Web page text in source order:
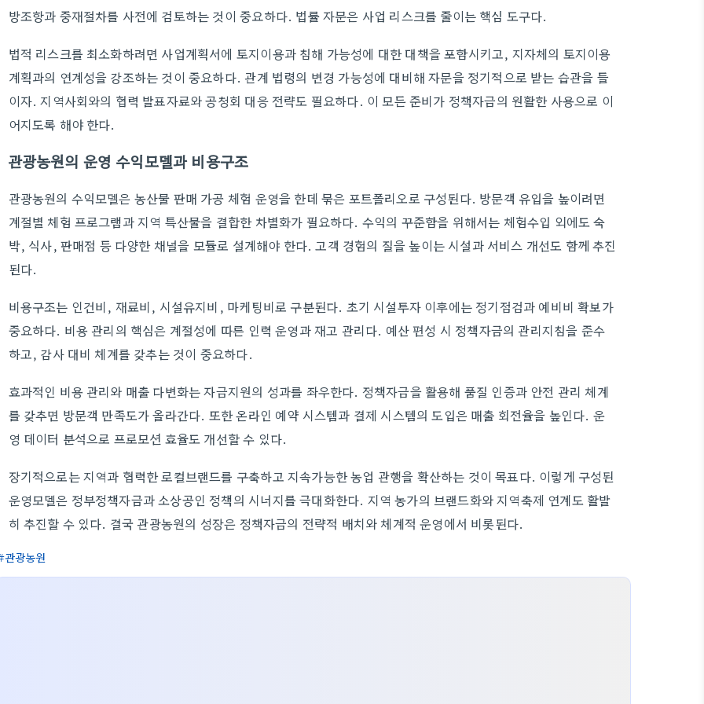
방조항과 중재절차를 사전에 검토하는 것이 중요하다. 법률 자문은 사업 리스크를 줄이는 핵심 도구다.
법적 리스크를 최소화하려면 사업계획서에 토지이용과 침해 가능성에 대한 대책을 포함시키고, 지자체의 토지이용
계획과의 연계성을 강조하는 것이 중요하다. 관계 법령의 변경 가능성에 대비해 자문을 정기적으로 받는 습관을 들
이자. 지역사회와의 협력 발표자료와 공청회 대응 전략도 필요하다. 이 모든 준비가 정책자금의 원활한 사용으로 이
어지도록 해야 한다.
관광농원의 운영 수익모델과 비용구조
관광농원의 수익모델은 농산물 판매 가공 체험 운영을 한데 묶은 포트폴리오로 구성된다. 방문객 유입을 높이려면
계절별 체험 프로그램과 지역 특산물을 결합한 차별화가 필요하다. 수익의 꾸준함을 위해서는 체험수입 외에도 숙
박, 식사, 판매점 등 다양한 채널을 모듈로 설계해야 한다. 고객 경험의 질을 높이는 시설과 서비스 개선도 함께 추진
된다.
비용구조는 인건비, 재료비, 시설유지비, 마케팅비로 구분된다. 초기 시설투자 이후에는 정기점검과 예비비 확보가
중요하다. 비용 관리의 핵심은 계절성에 따른 인력 운영과 재고 관리다. 예산 편성 시 정책자금의 관리지침을 준수
하고, 감사 대비 체계를 갖추는 것이 중요하다.
효과적인 비용 관리와 매출 다변화는 자금지원의 성과를 좌우한다. 정책자금을 활용해 품질 인증과 안전 관리 체계
를 갖추면 방문객 만족도가 올라간다. 또한 온라인 예약 시스템과 결제 시스템의 도입은 매출 회전율을 높인다. 운
영 데이터 분석으로 프로모션 효율도 개선할 수 있다.
장기적으로는 지역과 협력한 로컬브랜드를 구축하고 지속가능한 농업 관행을 확산하는 것이 목표다. 이렇게 구성된
운영모델은 정부정책자금과 소상공인 정책의 시너지를 극대화한다. 지역 농가의 브랜드화와 지역축제 연계도 활발
히 추진할 수 있다. 결국 관광농원의 성장은 정책자금의 전략적 배치와 체계적 운영에서 비롯된다.
관광농원